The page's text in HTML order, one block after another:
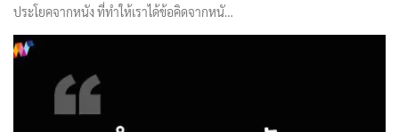
ประโยคจากหนัง ที่ทำให้เราได้ข้อคิดจากหนั…